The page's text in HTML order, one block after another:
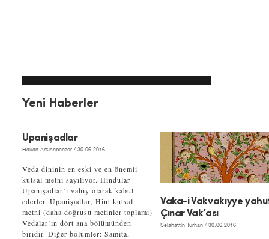
Yeni Haberler
Upanişadlar
Hakan Arslanbenzer / 30.06.2016
Veda dininin en eski ve en önemli
kutsal metni sayılıyor. Hindular
Upanişadlar’ı vahiy olarak kabul
ederler. Upanişadlar, Hint kutsal
metni (daha doğrusu metinler toplamı)
Vedalar’ın dört ana bölümünden
biridir. Diğer bölümler: Samita,
Vaka-i Vakvakıyye
Çınar Vak’ası
Selahattin Turhan / 30.06.2016